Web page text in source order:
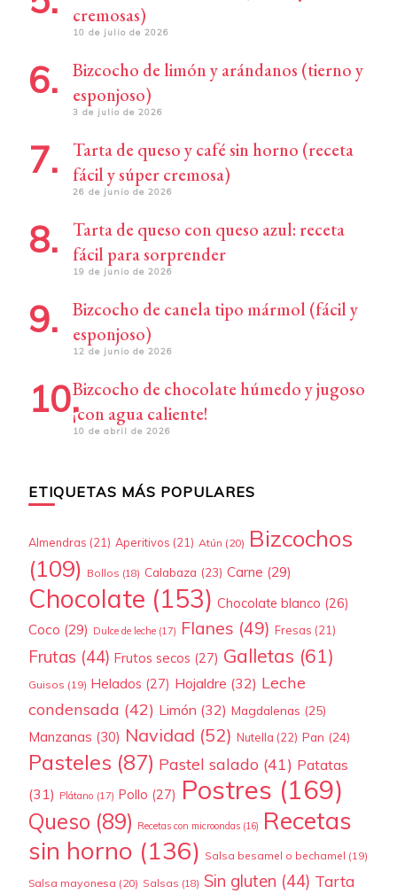
cremosas)
10 de julio de 2026
Bizcocho de limón y arándanos (tierno y
esponjoso)
3 de julio de 2026
Tarta de queso y café sin horno (receta
fácil y súper cremosa)
26 de junio de 2026
Tarta de queso con queso azul: receta
fácil para sorprender
19 de junio de 2026
Bizcocho de canela tipo mármol (fácil y
esponjoso)
12 de junio de 2026
Bizcocho de chocolate húmedo y jugoso
¡con agua caliente!
10 de abril de 2026
ETIQUETAS MÁS POPULARES
Almendras (21) Aperitivos (21) Atún (20) Bizcochos
(109) Bollos (18) Calabaza (23) Carne (29)
Chocolate (153) Chocolate blanco (26)
Coco (29) Dulce de leche (17) Flanes (49) Fresas (21)
Frutas (44) Frutos secos (27) Galletas (61)
Guisos (19) Helados (27) Hojaldre (32) Leche
condensada (42) Limón (32) Magdalenas (25)
Manzanas (30) Navidad (52) Nutella (22) Pan (24)
Pasteles (87) Pastel salado (41) Patatas
(31) Plátano (17) Pollo (27) Postres (169)
Queso (89) Recetas con microondas (16) Recetas
sin horno (136) Salsa besamel o bechamel (19)
Salsa mayonesa (20) Salsas (18) Sin gluten (44) Tarta